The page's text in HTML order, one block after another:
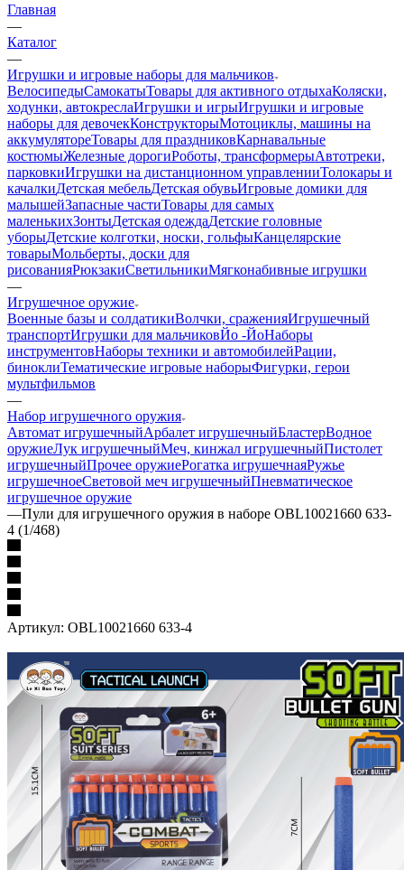
Главная
—
Каталог
—
Игрушки и игровые наборы для мальчиков
ВелосипедыСамокатыТовары для активного отдыхаКоляски,
ходунки, автокреслаИгрушки и игрыИгрушки и игровые
наборы для девочекКонструкторыМотоциклы, машины на
аккумулятореТовары для праздниковКарнавальные
костюмыЖелезные дорогиРоботы, трансформерыАвтотреки,
парковкиИгрушки на дистанционном управленииТолокары и
качалкиДетская мебельДетская обувьИгровые домики для
малышейЗапасные частиТовары для самых
маленькихЗонтыДетская одеждаДетские головные
уборыДетские колготки, носки, гольфыКанцелярские
товарыМольберты, доски для
рисованияРюкзакиСветильникиМягконабивные игрушки
—
Игрушечное оружие
Военные базы и солдатикиВолчки, сраженияИгрушечный
транспортИгрушки для мальчиковЙо -ЙоНаборы
инструментовНаборы техники и автомобилейРации,
биноклиТематические игровые наборыФигурки, герои
мультфильмов
—
Набор игрушечного оружия
Автомат игрушечныйАрбалет игрушечныйБластерВодное
оружиеЛук игрушечныйМеч, кинжал игрушечныйПистолет
игрушечныйПрочее оружиеРогатка игрушечнаяРужье
игрушечноеСветовой меч игрушечныйПневматическое
игрушечное оружие
—Пули для игрушечного оружия в наборе OBL10021660 633-
4 (1/468)
Артикул: OBL10021660 633-4